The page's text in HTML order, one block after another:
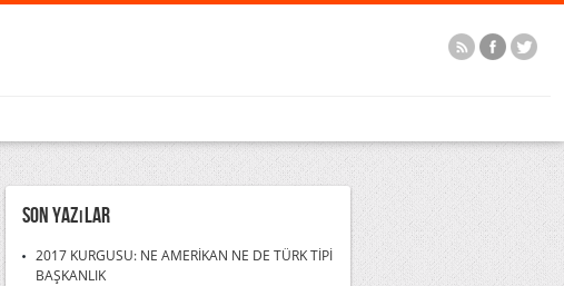
Son Yazılar
2017 KURGUSU: NE AMERİKAN NE DE TÜRK TİPİ
BAŞKANLIK